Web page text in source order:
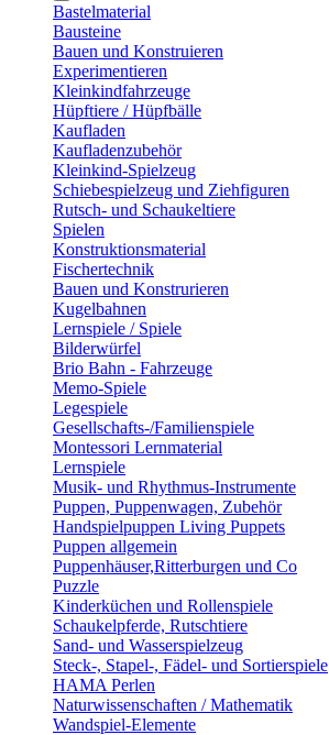
Bastelmaterial
Bausteine
Bauen und Konstruieren
Experimentieren
Kleinkindfahrzeuge
Hüpftiere / Hüpfbälle
Kaufladen
Kaufladenzubehör
Kleinkind-Spielzeug
Schiebespielzeug und Ziehfiguren
Rutsch- und Schaukeltiere
Spielen
Konstruktionsmaterial
Fischertechnik
Bauen und Konstrurieren
Kugelbahnen
Lernspiele / Spiele
Bilderwürfel
Brio Bahn - Fahrzeuge
Memo-Spiele
Legespiele
Gesellschafts-/Familienspiele
Montessori Lernmaterial
Lernspiele
Musik- und Rhythmus-Instrumente
Puppen, Puppenwagen, Zubehör
Handspielpuppen Living Puppets
Puppen allgemein
Puppenhäuser,Ritterburgen und Co
Puzzle
Kinderküchen und Rollenspiele
Schaukelpferde, Rutschtiere
Sand- und Wasserspielzeug
Steck-, Stapel-, Fädel- und Sortierspiele
HAMA Perlen
Naturwissenschaften / Mathematik
Wandspiel-Elemente